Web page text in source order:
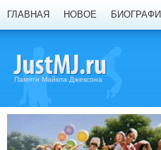
ГЛАВНАЯ НОВОЕ
Памяти Майкла Джексона